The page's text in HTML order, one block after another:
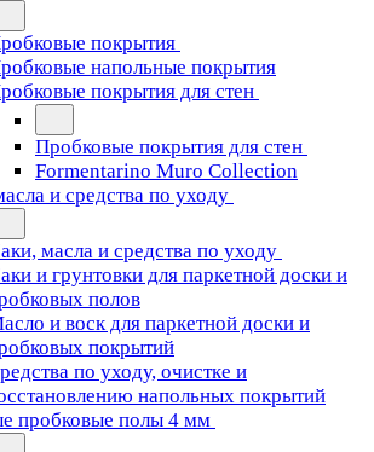
покрытия
напольные покрытия
покрытия для стен
Пробковые покрытия для стен
Formentarino Muro Collection
и средства по уходу
масла и средства по уходу
и грунтовки для паркетной доски и
полов
и воск для паркетной доски и
покрытий
по уходу, очистке и
напольных покрытий
пробковые полы 4 мм